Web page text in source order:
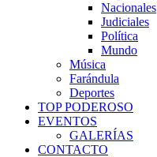
Nacionales
Judiciales
Política
Mundo
Música
Farándula
Deportes
TOP PODEROSO
EVENTOS
GALERÍAS
CONTACTO